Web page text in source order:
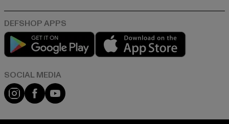
Play market
Instagram
FacebookYouTube